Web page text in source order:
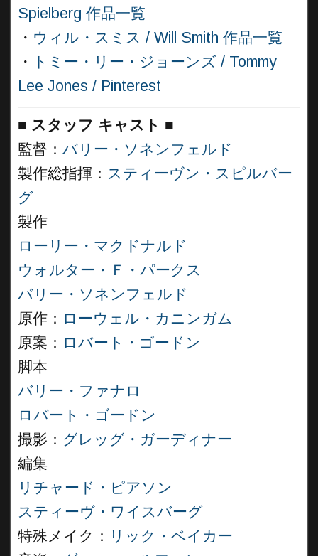
Spielberg 作品一覧
・ ウィル・スミス / Will Smith 作品一覧
・
トミー・リー・ジョーンズ / Tommy
Lee Jones / Pinterest
■ スタッフ キャスト ■
監督： バリー・ソネンフェルド
製作総指揮： スティーヴン・スピルバー
グ
製作
ローリー・マクドナルド
ウォルター・Ｆ・パークス
バリー・ソネンフェルド
原作： ローウェル・カニンガム
原案： ロバート・ゴードン
脚本
バリー・ファナロ
ロバート・ゴードン
撮影： グレッグ・ガーディナー
編集
リチャード・ピアソン
スティーヴ・ワイスバーグ
特殊メイク： リック・ベイカー